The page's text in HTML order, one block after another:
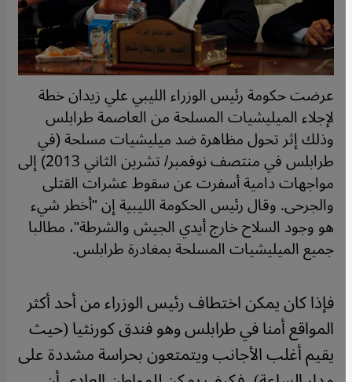
عرضت حكومة رئيس الوزراء الليبي علي زيدان خطة
لإجلاء الميليشيات المسلحة من العاصمة طرابلس
وذلك إثر تحول مظاهرة ضد ميليشيات مسلحة (في
طرابلس في منتصف نوفمبر/ تشرين الثاني 2013) إلى
مواجهات دامية أسفرت عن سقوط عشرات القتلى
والجرحى. وقال رئيس الحكومة الليبية إن "أخطر شيء
هو وجود السلاح خارج أيدي الجيش والشرطة"، مطالبا
جميع الميليشيات المسلحة بمغادرة طرابلس.
فإذا كان يمكن اختطاف رئيس الوزراء من أحد أكثر
المواقع أمنا في طرابلس وهو فندق كورنثيا (حيث
يقيم أغلب الأجانب ويتمتعون بحراسة مشددة على